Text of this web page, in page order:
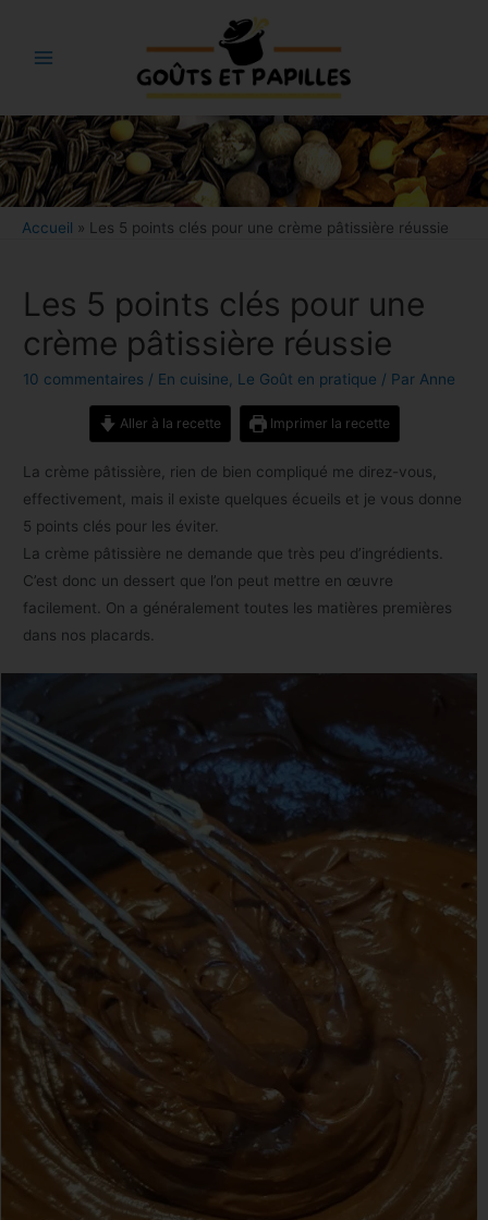
contenu
Menu
Bouton
Accueil » Les 5 points clés pour une crème pâtissière réussie
Les 5 points clés pour une
crème pâtissière réussie
10 commentaires / En cuisine Le Goût en pratique / Par Anne
Aller à la recette Imprimer la recette
La crème pâtissière, rien de bien compliqué me direz-vous,
effectivement, mais il existe quelques écueils et je vous donne
5 points clés pour les éviter.
La crème pâtissière ne demande que très peu d’ingrédients.
C’est donc un dessert que l’on peut mettre en œuvre
facilement. On a généralement toutes les matières premières
dans nos placards.